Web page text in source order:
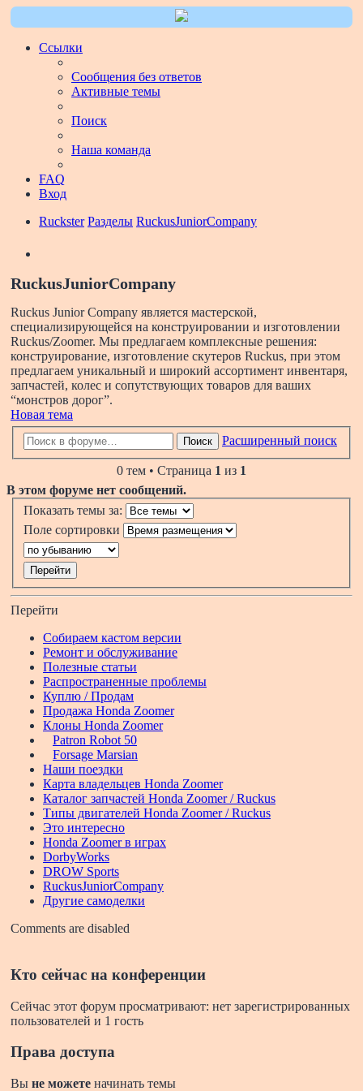
Ссылки
Сообщения без ответов
Активные темы
Поиск
Наша команда
FAQ
Вход
Ruckster Разделы RuckusJuniorCompany
RuckusJuniorCompany
Ruckus Junior Company является мастерской,
специализирующейся на конструировании и изготовлении
Ruckus/Zoomer. Мы предлагаем комплексные решения:
конструирование, изготовление скутеров Ruckus, при этом
предлагаем уникальный и широкий ассортимент инвентаря,
запчастей, колес и сопутствующих товаров для ваших
“монстров дорог”.
Новая тема
Поиск Расширенный поиск
0 тем • Страница 1 из 1
В этом форуме нет сообщений.
Показать темы за:
Поле сортировки
Перейти
Собираем кастом версии
Ремонт и обслуживание
Полезные статьи
Распространенные проблемы
Куплю / Продам
Продажа Honda Zoomer
Клоны Honda Zoomer
Patron Robot 50
Forsage Marsian
Наши поездки
Карта владельцев Honda Zoomer
Каталог запчастей Honda Zoomer / Ruckus
Типы двигателей Honda Zoomer / Ruckus
Это интересно
Honda Zoomer в играх
DorbyWorks
DROW Sports
RuckusJuniorCompany
Другие самоделки
Comments are disabled
Кто сейчас на конференции
Сейчас этот форум просматривают: нет зарегистрированных
пользователей и 1 гость
Права доступа
Вы не можете начинать темы